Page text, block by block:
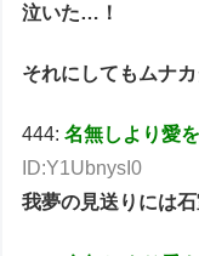
泣いた…！
それにしてもムナ
444:名無しより愛
ID:Y1UbnysI0
我夢の見送りには